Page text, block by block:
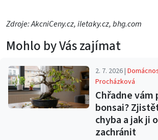
Zdroje: AkcniCeny.cz, iletaky.cz, bhg.com
Mohlo by Vás zajímat
2. 7. 2026 |
Procházková
Chřadne vám
bonsai?
chyba a jak ji
zachránit